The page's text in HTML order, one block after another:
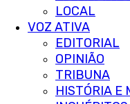
LOCAL
VOZ ATIVA
EDITORIAL
OPINIÃO
TRIBUNA
HISTÓRIA E